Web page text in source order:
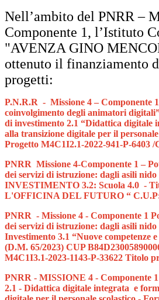
Nell’ambito del PNRR –
Componente 1, l’Istituto
"AVENZA GINO
ottenuto il finanziamento
progetti:
P.N.R.R - Missione 4 – Componente
coinvolgimento degli animatori
di investimento 2.1 “Didattica digitale
alla transizione digitale per il
Progetto M4C1I2.1-2022-941-P-6403 /
PNRR Missione 4-Componente 1 –
dei servizi di istruzione: dagli asili
INVESTIMENTO 3.2: Scuola 4.0 -
L'OFFICINA DEL FUTURO “ C.U.P:
PNRR - Missione 4 - Componente 1
dei servizi di istruzione: dagli asili
Investimento 3.1 “Nuove competenze
(D.M. 65/2023) CUP
M4C1I3.1-2023-1143-P-33622 Titolo
PNRR - MISSIONE 4 - Componente
2.1 - Didattica digitale integrata e